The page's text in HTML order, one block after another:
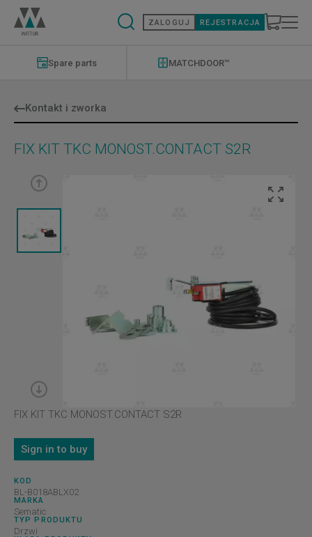
Przejdź
treści
ZALOGUJ REJESTRACJA
Spare parts MATCHDOOR™
Kontakt i zworka
FIX KIT TKC MONOST.CONTACT S2R
FIX KIT TKC MONOST.CONTACT S2R
Sign in to buy
KOD
BL-B018ABLX02
MARKA
Sematic
TYP PRODUKTU
Drzwi